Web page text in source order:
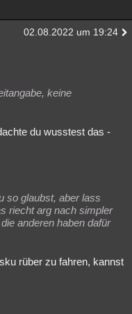
02.08.2022 um 19:24
keine
du wusstest das -
so glaubst, aber lass
riecht arg nach simpler
anderen haben dafür
rüber zu fahren, kannst